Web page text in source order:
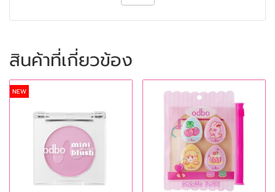
สินค้าที่เกี่ยวข้อง
NEW